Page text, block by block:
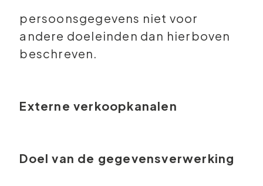
persoonsgegevens niet voor
andere doeleinden dan hierboven
beschreven.
Externe verkoopkanalen
Doel van de gegevensverwerking